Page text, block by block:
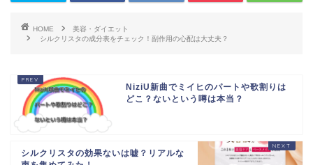
HOME
美容・ダイエット
シルクリスタの成分表をチェック！副作用の心配は大丈夫？
NiziU新曲でミイヒのパートや歌割りは
どこ？ないという噂は本当？
シルクリスタの効果ないは嘘？リアルな